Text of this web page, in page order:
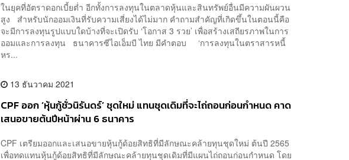
ในยุคที่อัตราดอกเบี้ยต่ำ อีกทั้งการลงทุนในตลาดหุ้นและสินทรัพย์อื่นมีความผันผวน
สูง สำหรับนักออมเงินที่รับความเสี่ยงได้ไม่มาก คำถามสำคัญที่เกิดขึ้นในตอนนี้คือ
จะมีการลงทุนรูปแบบใดบ้างที่จะเปิดรับ ‘โอกาส 3 รวย’ เพื่อสร้างเสถียรภาพในการ
ออมและการลงทุน ธนาคารซีไอเอ็มบี ไทย มีคำตอบ ‘การลงทุนในตราสารหนี้
หร...
13 ธันวาคม 2021
CPF ออก ‘หุ้นกู้ชั่วนิรันดร์’ ชุดใหม่ แทนชุดเดิมที่จะไถ่ถอนก่อนกำหนด คาด
เสนอขายต้นปีหน้าผ่าน 6 ธนาคาร
CPF เตรียมออกและเสนอขายหุ้นกู้ด้อยสิทธิที่มีลักษณะคล้ายทุนชุดใหม่ ต้นปี 2565
เพื่อทดแทนหุ้นกู้ด้อยสิทธิที่มีลักษณะคล้ายทุนชุดเดิมที่มีแผนไถ่ถอนก่อนกำหนด โดย